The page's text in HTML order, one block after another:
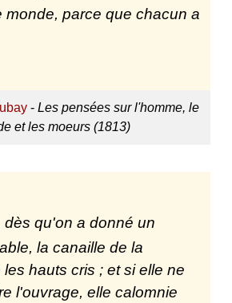
monde, parce que chacun a
- Les pensées sur l'homme, le
et les moeurs (1813)
dès qu'on a donné un
la canaille de la
les hauts cris ; et si elle ne
l'ouvrage, elle calomnie